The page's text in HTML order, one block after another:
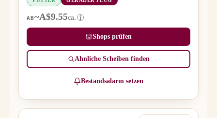
AB~A$9.55ca. i
Shops prüfen
Ähnliche Scheiben finden
Bestandsalarm setzen